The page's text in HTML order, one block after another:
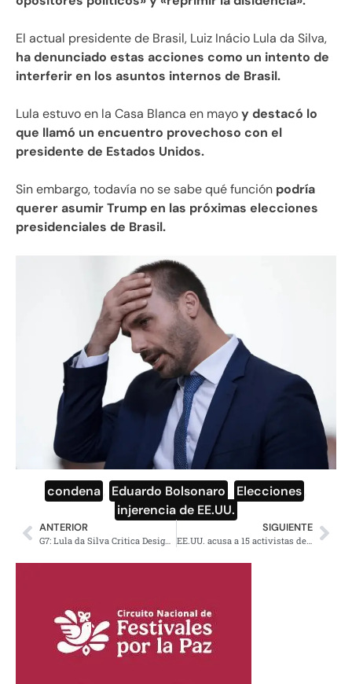
El actual presidente de Brasil, Luiz Inácio Lula da Silva,
ha denunciado estas acciones como un intento de
interferir en los asuntos internos de Brasil.
Lula estuvo en la Casa Blanca en mayoy destacó lo
que llamó un encuentro provechoso con el
presidente de Estados Unidos.
Sin embargo, todavía no se sabe qué función podría
querer asumir Trump en las próximas elecciones
presidenciales de Brasil.
condena Eduardo Bolsonaro Elecciones
injerencia de EE.UU.
ANTERIOR SIGUIENTE
EE.UU. acusa a 15 activistas de Minnesota de acción «antifascista»